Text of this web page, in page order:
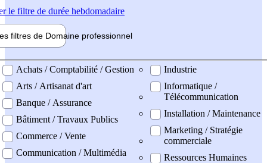
le filtre de durée hebdomadaire
filtres de Domaine professionnel
professionel
Achats / Comptabilité / Gestion
Arts / Artisanat d'art
Banque / Assurance
Bâtiment / Travaux Publics
Commerce / Vente
Communication / Multimédia
Industrie
Informatique /
Télécommunication
Installation / Maintenance
Marketing / Stratégie
commerciale
Ressources Humaines